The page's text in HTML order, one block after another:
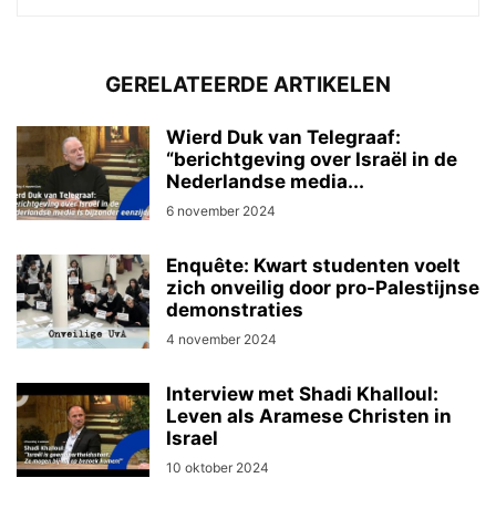
GERELATEERDE ARTIKELEN
Wierd Duk van Telegraaf:
“berichtgeving over Israël in de
Nederlandse media...
6 november 2024
Enquête: Kwart studenten voelt
zich onveilig door pro-Palestijnse
demonstraties
4 november 2024
Interview met Shadi Khalloul:
Leven als Aramese Christen in
Israel
10 oktober 2024